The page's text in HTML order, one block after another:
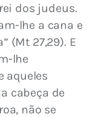
dos judeus.
lhe a cana e
(Mt 27,29). E
lhe
aqueles
cabeça de
não se